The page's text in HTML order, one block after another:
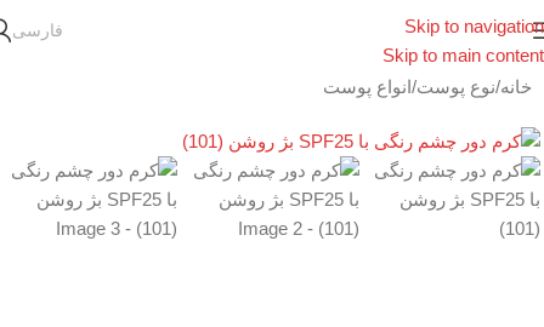
Skip to navigation
Skip to main content
فارسی
خانه/نوع پوست/انواع پوست